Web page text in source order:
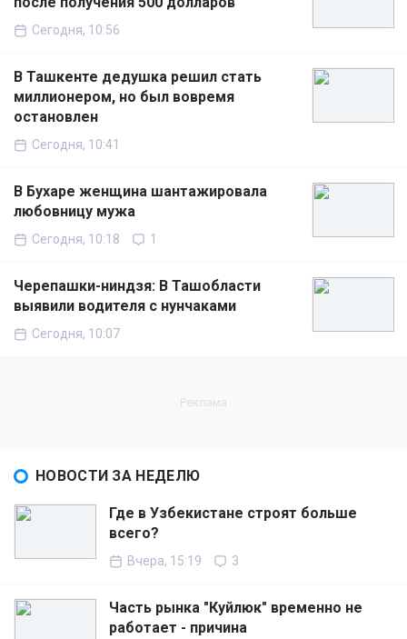
Сегодня, 10:56
В Ташкенте дедушка решил стать
миллионером, но был вовремя
остановлен
Сегодня, 10:41
В Бухаре женщина шантажировала
любовницу мужа
Сегодня, 10:18 1
Черепашки-ниндзя: В Ташобласти
выявили водителя с нунчаками
Сегодня, 10:07
НОВОСТИ ЗА НЕДЕЛЮ
Где в Узбекистане строят больше
всего?
Вчера, 15:19 3
Часть рынка "Куйлюк" временно не
работает - причина